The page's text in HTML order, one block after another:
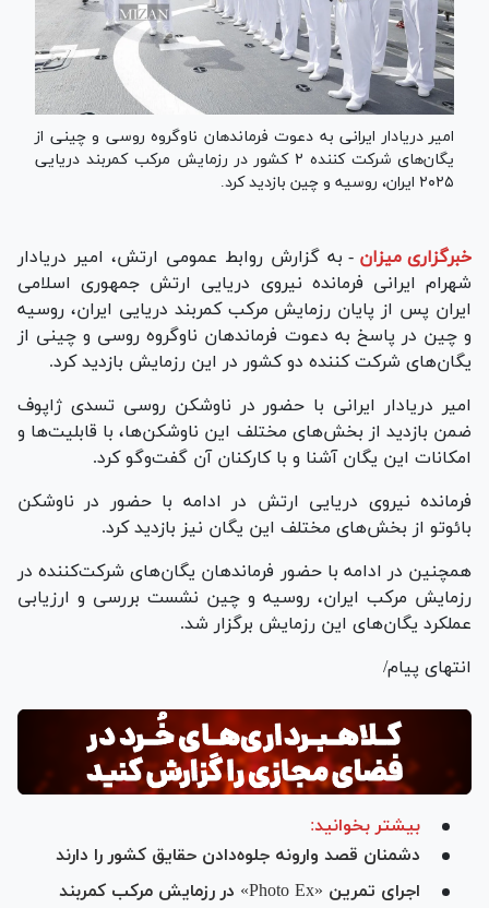
امیر دریادار ایرانی به دعوت فرماندهان ناوگروه روسی و چینی از
یگان‌های شرکت کننده ۲ کشور در رزمایش مرکب کمربند دریایی
۲۰۲۵ ایران، روسیه و چین بازدید کرد.
خبرگزاری میزان - به گزارش روابط عمومی ارتش، امیر دریادار
شهرام ایرانی فرمانده نیروی دریایی ارتش جمهوری اسلامی
ایران پس از پایان رزمایش مرکب کمربند دریایی ایران، روسیه
و چین در پاسخ به دعوت فرماندهان ناوگروه روسی و چینی از
یگان‌های شرکت کننده دو کشور در این رزمایش بازدید کرد.
امیر دریادار ایرانی با حضور در ناوشکن روسی تسدی ژاپوف
ضمن بازدید از بخش‌های مختلف این ناوشکن‌ها، با قابلیت‌ها و
امکانات این یگان آشنا و با کارکنان آن گفت‌و‌گو کرد.
فرمانده نیروی دریایی ارتش در ادامه با حضور در ناوشکن
بائو‌تو از بخش‌های مختلف این یگان نیز بازدید کرد.
همچنین در ادامه با حضور فرماندهان یگان‌های شرکت‌کننده در
رزمایش مرکب ایران، روسیه و چین نشست بررسی و ارزیابی
عملکرد یگان‌های این رزمایش برگزار شد.
انتهای پیام/
بیشتر بخوانید:
دشمنان قصد وارونه جلوه‌دادن حقایق کشور را دارند
اجرای تمرین «Photo Ex» در رزمایش مرکب کمربند